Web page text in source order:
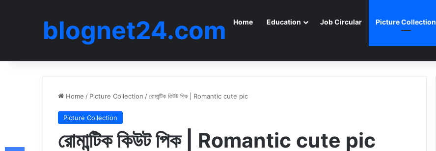
blognet24.com Home Education Job Circular Picture Collection
Home / Picture Collection /রোমান্টিক কিউট পিক | Romantic cute pic
Picture Collection
রোমান্টিক কিউট পিক | Romantic cute pic
Facebook